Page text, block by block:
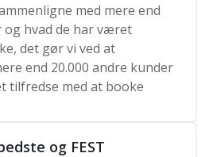
med mere end
og hvad de har været
det gør vi ved at
end 20.000 andre kunder
tilfredse med at booke
og FEST